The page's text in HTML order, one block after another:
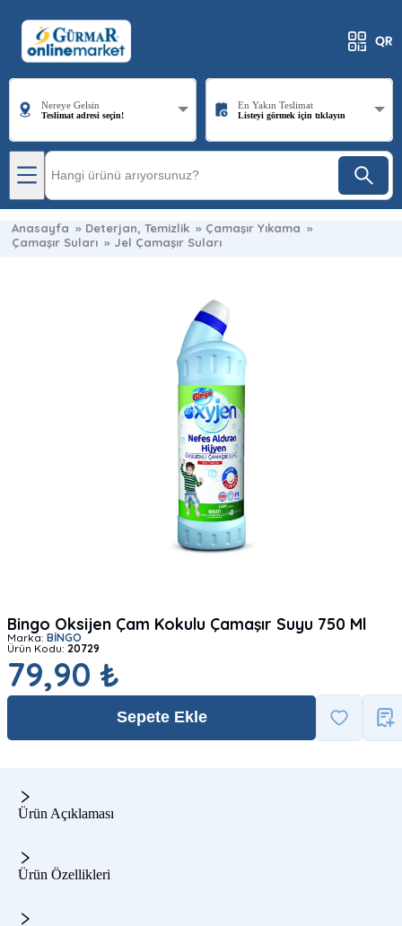
Nereye Gelsin
Teslimat adresi seçin!
En Yakın Teslimat
Listeyi görmek için tıklayın
Anasayfa » Deterjan, Temizlik » Çamaşır Yıkama »
Çamaşır Suları » Jel Çamaşır Suları
Bingo Oksijen Çam Kokulu Çamaşır Suyu 750 Ml
Marka: BİNGO
Ürün Kodu: 20729
79,90 ₺
Sepete Ekle
Ürün Açıklaması
Ürün Özellikleri